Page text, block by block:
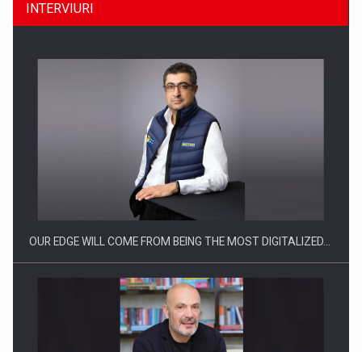
Ce nu stiu Directorii de HR despre performanta echipelor…
INTERVIURI
OUR EDGE WILL COME FROM BEING THE MOST DIGITALIZED…